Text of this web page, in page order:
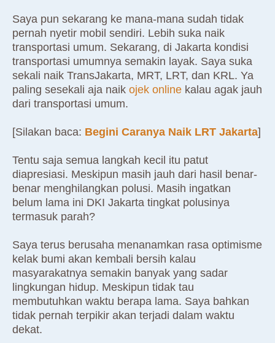
Saya pun sekarang ke mana-mana sudah tidak
pernah nyetir mobil sendiri. Lebih suka naik
transportasi umum. Sekarang, di Jakarta kondisi
transportasi umumnya semakin layak. Saya suka
sekali naik TransJakarta, MRT, LRT, dan KRL. Ya
paling sesekali aja naik ojek online kalau agak jauh
dari transportasi umum.
[Silakan baca: Begini Caranya Naik LRT Jakarta]
Tentu saja semua langkah kecil itu patut
diapresiasi. Meskipun masih jauh dari hasil benar-
benar menghilangkan polusi. Masih ingatkan
belum lama ini DKI Jakarta tingkat polusinya
termasuk parah?
Saya terus berusaha menanamkan rasa optimisme
kelak bumi akan kembali bersih kalau
masyarakatnya semakin banyak yang sadar
lingkungan hidup. Meskipun tidak tau
membutuhkan waktu berapa lama. Saya bahkan
tidak pernah terpikir akan terjadi dalam waktu
dekat.